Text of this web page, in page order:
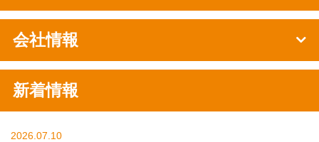
会社情報
新着情報
2026.07.10